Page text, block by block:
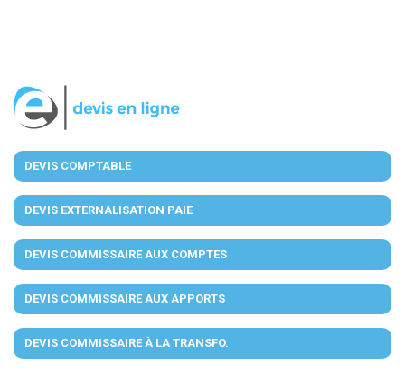
DEVIS COMPTABLE
DEVIS EXTERNALISATION PAIE
DEVIS COMMISSAIRE AUX COMPTES
DEVIS COMMISSAIRE AUX APPORTS
DEVIS COMMISSAIRE À LA TRANSFO.